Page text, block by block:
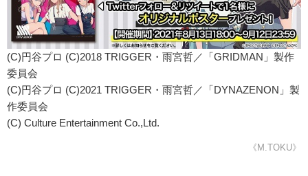
(C)円谷プロ (C)2018 TRIGGER・雨宮哲／「GRIDMAN」製作
委員会
(C)円谷プロ (C)2021 TRIGGER・雨宮哲／「DYNAZENON」製
作委員会
(C) Culture Entertainment Co.,Ltd.
《M.TOKU》